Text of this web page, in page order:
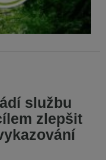
službu
zlepšit